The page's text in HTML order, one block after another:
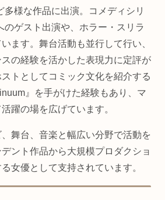
多様な作品に出演。コメディシリ
のゲスト出演や、ホラー・スリラ
ます。舞台活動も並行して行い、
の経験を活かした表現力に定評が
トとしてコミック文化を紹介する
』を手がけた経験もあり、マ
躍の場を広げています。
舞台、音楽と幅広い分野で活動を
ント作品から大規模プロダクショ
女優として支持されています。